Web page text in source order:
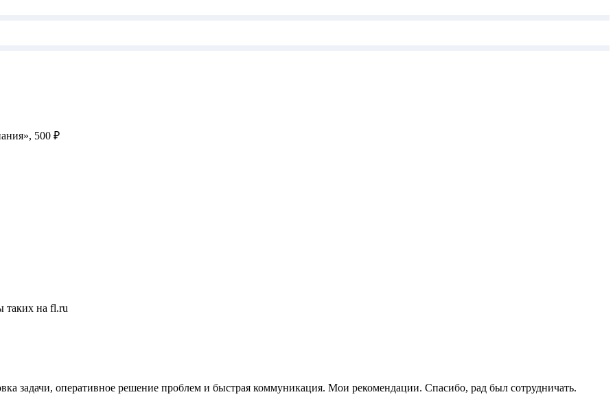
500 ₽
таких на fl.ru
задачи, оперативное решение проблем и быстрая коммуникация. Мои рекомендации. Спасибо, рад был сотрудничать.